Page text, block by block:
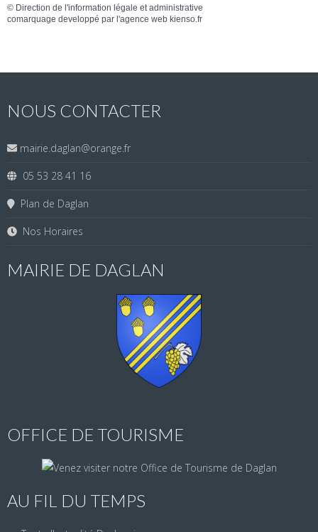
© Direction de l'information légale et administrative
comarquage developpé par l'agence web kienso.fr
NOUS CONTACTER
mairie.daglan@orange.fr
05 53 28 41 16
Plan de Daglan
Nos Horaires
MAIRIE DE DAGLAN
OFFICE DE TOURISME
AU FIL DU TEMPS